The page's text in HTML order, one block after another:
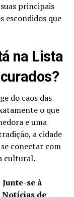
principais
escondidos que
na Lista
do caos das
o que
e uma
a cidade
conectar com
cultural.
Junte-se à
Notícias de